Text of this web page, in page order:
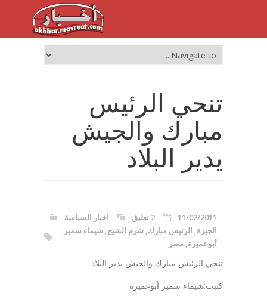
تنحي الرئيس
مبارك والجيش
يدير البلاد
11/02/2011 2 تعليق
اخبار السياسة
الجيزة, الرئيس مبارك, شرم الشيخ, شيماء سمير
أبوعميرة, مصر
تنحي الرئيس مبارك والجيش يدير البلاد
كتبت:شيماء سمير أبوعميرة